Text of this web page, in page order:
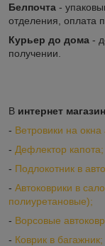
Белпочта -
отделения, оплата
Курьер до дома -
получении.
В интернет
- Ветровики на
- Дефлектор капота;
- Подлокотник в
- Автоковрики в
полиуретановые);
- Ворсовые
- Коврик в багажник;